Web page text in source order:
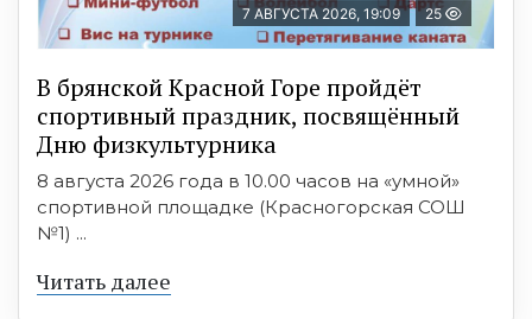
7 АВГУСТА 2026, 19:09 25
В брянской Красной Горе пройдёт
спортивный праздник, посвящённый
Дню физкультурника
8 августа 2026 года в 10.00 часов на «умной»
спортивной площадке (Красногорская СОШ
№1) ...
Читать далее